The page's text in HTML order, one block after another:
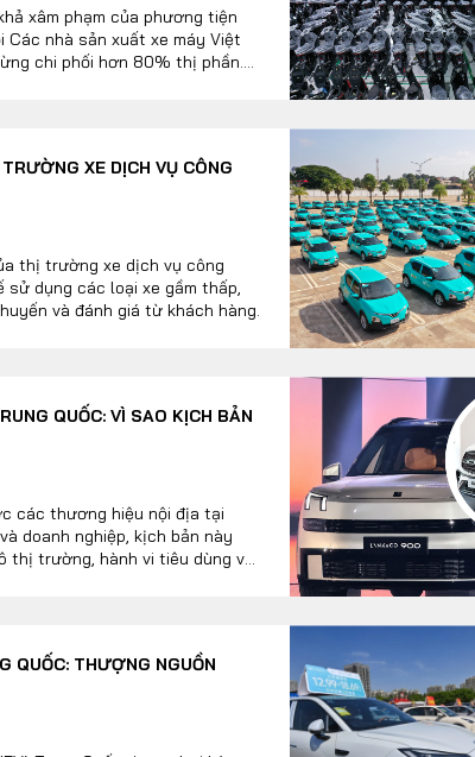
xâm phạm của phương tiện
Các nhà sản xuất xe máy Việt
chi phối hơn 80% thị phần.
XE DỊCH VỤ CÔNG
thị trường xe dịch vụ công
dụng các loại xe gầm thấp,
và đánh giá từ khách hàng.
QUỐC: VÌ SAO KỊCH BẢN
các thương hiệu nội địa tại
doanh nghiệp, kịch bản này
thị trường, hành vi tiêu dùng và
QUỐC: THƯỢNG NGUỒN